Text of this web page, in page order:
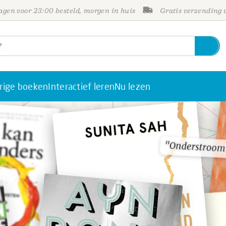
voor 23:00 besteld, morgen in huis Gratis verzending
boekenInteractief lerenNu lezen